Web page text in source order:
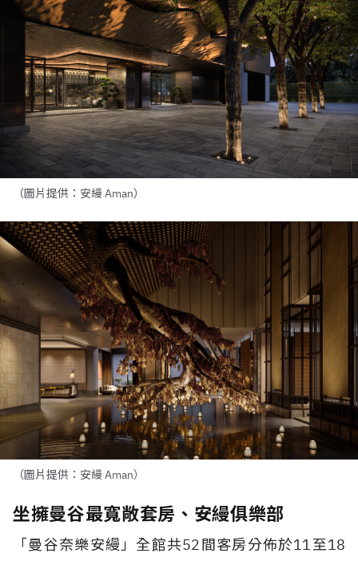
（圖片提供：安縵 Aman）
（圖片提供：安縵 Aman）
坐擁曼谷最寬敞套房、安縵俱樂部
「曼谷奈樂安縵」全館共52 間客房分佈於11 至18